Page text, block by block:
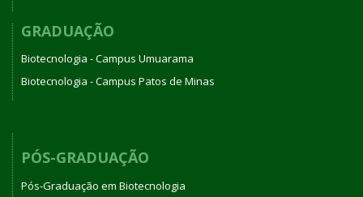
GRADUAÇÃO
Biotecnologia - Campus Umuarama
Biotecnologia - Campus Patos de Minas
PÓS-GRADUAÇÃO
Pós-Graduação em Biotecnologia